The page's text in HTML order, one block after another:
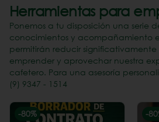
Herramientas para
Ponemos a tu disposición una serie
conocimientos y acompañamiento
permitirán reducir significativamente
emprender y aprovechar nuestra
cafetero. Para una asesoría
(9) 9347 - 1514
-80% -80